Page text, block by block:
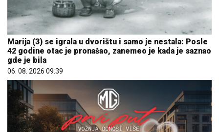
Marija (3) se igrala u dvorištu i samo je nestala: Posle
42 godine otac je pronašao, zanemeo je kada je saznao
gde je bila
06. 08. 2026 09:39